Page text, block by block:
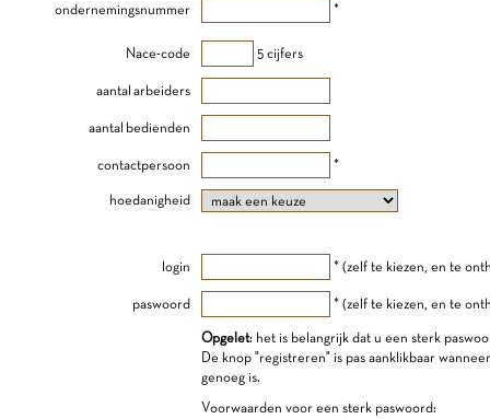
ondernemingsnummer *
Nace-code 5 cijfers
aantal arbeiders
aantal bedienden
contactpersoon *
hoedanigheid
login * (zelf te kiezen, en te
paswoord * (zelf te kiezen, en te
Opgelet: het is belangrijk dat u een sterk
De knop "registreren" is pas aanklikbaar
genoeg is.
Voorwaarden voor een sterk paswoord: